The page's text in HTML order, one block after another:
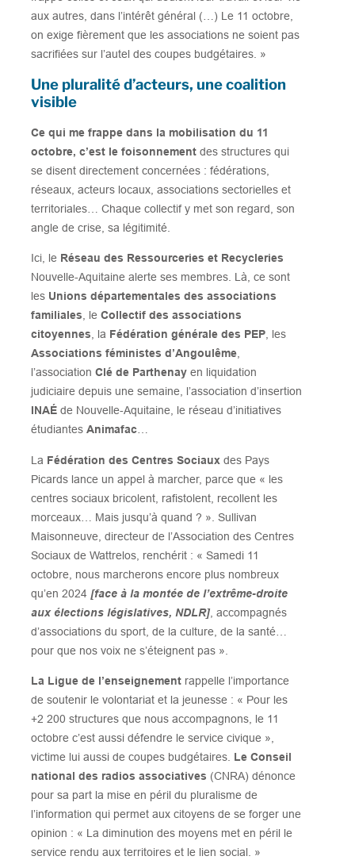
aux autres, dans l’intérêt général (…) Le 11 octobre,
on exige fièrement que les associations ne soient pas
sacrifiées sur l’autel des coupes budgétaires. »
Une pluralité d’acteurs, une coalition
visible
Ce qui me frappe dans la mobilisation du 11
octobre, c’est le foisonnement des structures qui
se disent directement concernées : fédérations,
réseaux, acteurs locaux, associations sectorielles et
territoriales… Chaque collectif y met son regard, son
angle de crise, sa légitimité.
Ici, le Réseau des Ressourceries et Recycleries
Nouvelle-Aquitaine alerte ses membres. Là, ce sont
les Unions départementales des associations
familiales, leCollectif des associations
citoyennes, la Fédération générale des PEP, les
Associations féministes d’Angoulême,
l’associationClé de Parthenay en liquidation
judiciaire depuis une semaine, l’association d’insertion
INAÉ de Nouvelle-Aquitaine, le réseau d’initiatives
étudiantesAnimafac…
La Fédération des Centres Sociaux des Pays
Picards lance un appel à marcher, parce que « les
centres sociaux bricolent, rafistolent, recollent les
morceaux… Mais jusqu’à quand ? ». Sullivan
Maisonneuve, directeur de l’Association des Centres
Sociaux de Wattrelos, renchérit : « Samedi 11
octobre, nous marcherons encore plus nombreux
qu’en 2024 [face à la montée de l’extrême-droite
aux élections législatives, NDLR] , accompagnés
d’associations du sport, de la culture, de la santé…
pour que nos voix ne s’éteignent pas ».
La Ligue de l’enseignement rappelle l’importance
de soutenir le volontariat et la jeunesse : « Pour les
+2 200 structures que nous accompagnons, le 11
octobre c’est aussi défendre le service civique »,
victime lui aussi de coupes budgétaires. Le Conseil
national des radios associatives (CNRA) dénonce
pour sa part la mise en péril du pluralisme de
l’information qui permet aux citoyens de se forger une
opinion : « La diminution des moyens met en péril le
service rendu aux territoires et le lien social. »